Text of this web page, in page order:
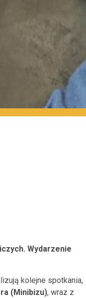
Wydarzenie
kolejne spotkania,
(Minibizu), wraz z